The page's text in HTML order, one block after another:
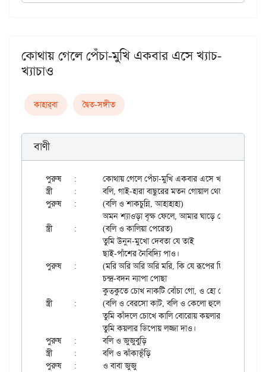
কোথায় গেলে পেঁচা-মুখি একবার এসে খ্যাচ-
খ্যাচাও
কাহার্‌বা দ্বৈত-সঙ্গীত
বাণী
পুরুষ	:	কোথায় গেলে পেঁচা-মুখি একবার এসে খ্যাচ-খ্যাচাও
স্ত্রী	:	বলি, গাই-হারা বাছুরের মতন গোয়াল থেকে কে চ্যাঁচাও॥
পুরুষ	:	(বলি ও শাকচুন্নি, আহাহাহা)
		অমন শ্যাওড়া বৃক্ষ ফেলে, আমার ঘাড়ে কেন এলে গো, ও হো হো
স্ত্রী	:	(বলি ও কালিয়া পেরেত)
		তুমি উনুন-মুখো দেবতা যে তাই
		ছাই-পাঁশের নৈবিদ্যি পাও।
পুরুষ	:	(মরি অরি অরি অরি মরি, কি যে রূপের ছিরি, আহাহাহাহা)
		চন্দ্র-বদন ন্যাপা পোছা
		কুত্‌কুতে চোখ নাকটি বোঁচা গো, ও হো হো
স্ত্রী	:	(বলি ও বেরসো কাট, বলি ও কেলো হুলো)
		তুমি কাঁদলে চোখে কালি বোরোয় কয়লার ডিপোয় লজ্জা দাও
		তুমি কয়লার ডিপোয় লজ্জা দাও।
পুরুষ	:	বলি ও জুজুবুড়ি
স্ত্রী	:	বলি ও ঝাঁকাভূঁড়ি
পুরুষ	:	ও বাবা জুজু